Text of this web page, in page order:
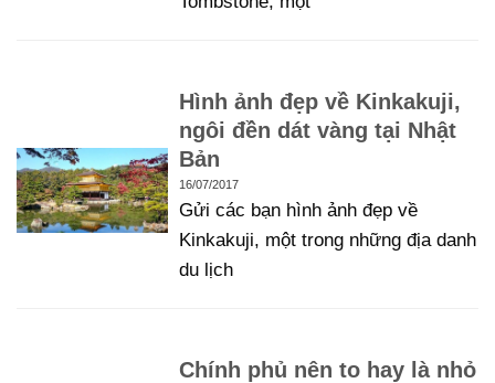
Hình ảnh đẹp về Kinkakuji,
ngôi đền dát vàng tại Nhật
Bản
16/07/2017
Gửi các bạn hình ảnh đẹp về
Kinkakuji, một trong những địa danh
du lịch
Chính phủ nên to hay là nhỏ